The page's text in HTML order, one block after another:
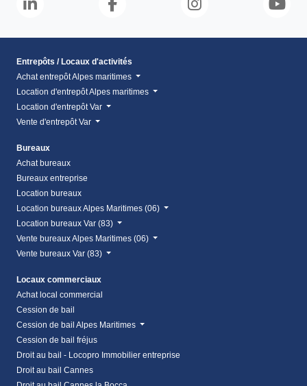
Entrepôts / Locaux d'activités
Achat entrepôt Alpes maritimes
Location d'entrepôt Alpes maritimes
Location d'entrepôt Var
Vente d'entrepôt Var
Bureaux
Achat bureaux
Bureaux entreprise
Location bureaux
Location bureaux Alpes Maritimes (06)
Location bureaux Var (83)
Vente bureaux Alpes Maritimes (06)
Vente bureaux Var (83)
Locaux commerciaux
Achat local commercial
Cession de bail
Cession de bail Alpes Maritimes
Cession de bail fréjus
Droit au bail - Locopro Immobilier entreprise
Droit au bail Cannes